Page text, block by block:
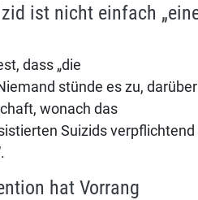
ist nicht einfach
dass „die
stünde es zu, darüber
wonach das
Suizids verpflichtend
hat Vorrang